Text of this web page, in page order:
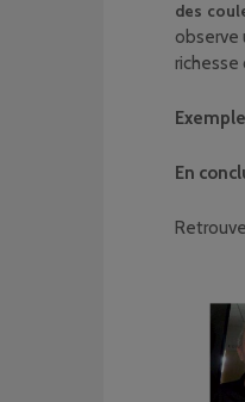
des
observe
richesse
En